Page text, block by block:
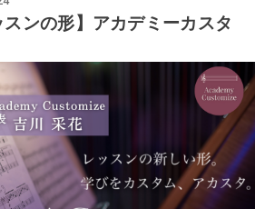
スンの形】アカデミーカスタ